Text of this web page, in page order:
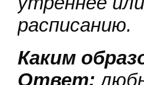
расписанию.
Каким
Ответ: